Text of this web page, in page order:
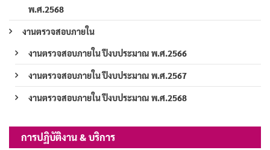
พ.ศ.2568
งานตรวจสอบภายใน
งานตรวจสอบภายใน ปีงบประมาณ พ.ศ.2566
งานตรวจสอบภายใน ปีงบประมาณ พ.ศ.2567
งานตรวจสอบภายใน ปีงบประมาณ พ.ศ.2568
การปฏิบัติงาน & บริการ